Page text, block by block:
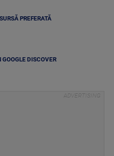
PREFERATĂ
GOOGLE DISCOVER